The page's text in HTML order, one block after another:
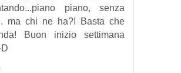
piano, senza
ma chi ne ha?! Basta che
Buon inizio settimana